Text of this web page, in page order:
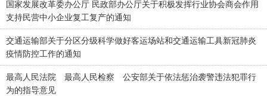
国家发展改革委办公厅 民政部办公厅关于积极发挥行业协会商会作用
支持民营中小企业复工复产的通知
交通运输部关于分区分级科学做好客运场站和交通运输工具新冠肺炎
疫情防控工作的通知
最高人民法院 最高人民检察 公安部关于依法惩治袭警违法犯罪行
为的指导意见